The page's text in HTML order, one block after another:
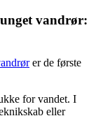
vandrør:
er de første
for vandet. I
eller